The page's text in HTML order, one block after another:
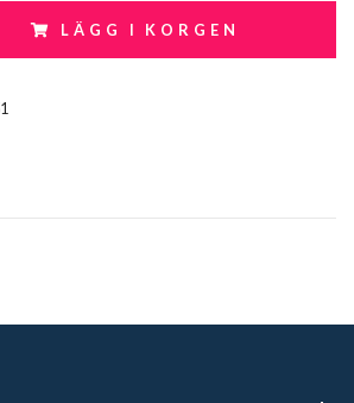
LÄGG I KORGEN